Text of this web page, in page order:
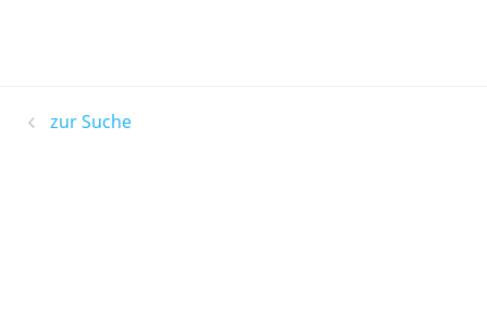
zur Suche